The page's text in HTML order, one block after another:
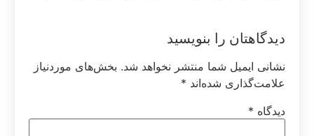
دیدگاهتان را بنویسید
نشانی ایمیل شما منتشر نخواهد شد. بخش‌های موردنیاز
علامت‌گذاری شده‌اند *
دیدگاه *